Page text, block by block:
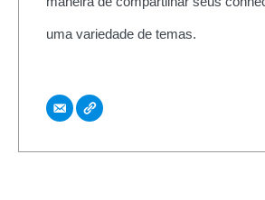
uma variedade de temas.